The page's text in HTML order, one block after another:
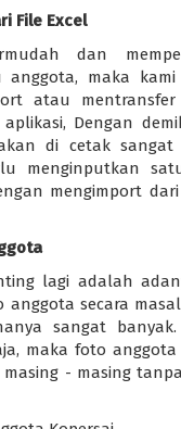
File Excel
dan
anggota, maka
atau
Dengan
di cetak sangat
menginputkan
mengimport
lagi adalah
anggota secara
sangat
maka foto
- masing